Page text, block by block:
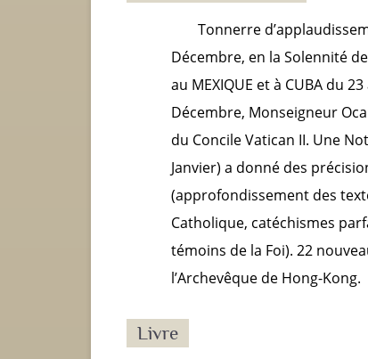
Tonnerre
Décembre, en la Solennité
au MEXIQUE et à CUBA du
Décembre, Monseigneur
du Concile Vatican II. Une
Janvier) a donné des
(approfondissement des
Catholique, catéchismes
témoins de la Foi). 22
l’Archevêque de Hong-Kong.
Livre